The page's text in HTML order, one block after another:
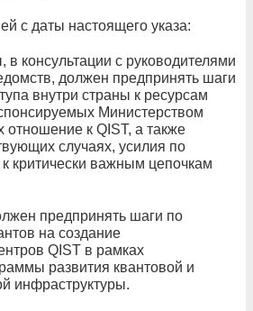
с даты настоящего указа:
консультации с руководителями
должен предпринять шаги
внутри страны к ресурсам
Министерством
к QIST, а также
случаях, усилия по
критически важным цепочкам
предпринять шаги по
на создание
QIST в рамках
развития квантовой и
инфраструктуры.